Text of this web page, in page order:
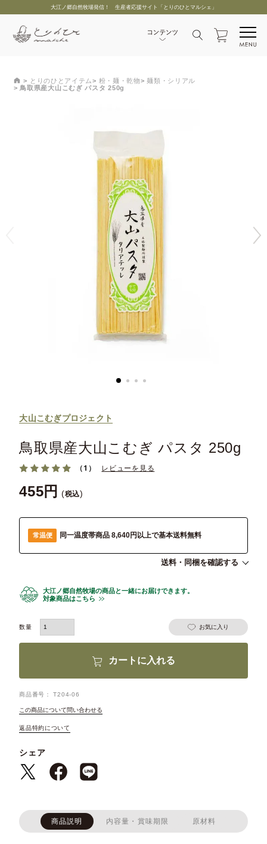
大江ノ郷自然牧場発信！ 生産者応援サイト「とりのひとマルシェ」
とりのひとアイテム 粉・麺・乾物
麺類・シリアル
鳥取県産大山こむぎ パスタ 250g
大山こむぎプロジェクト
鳥取県産大山こむぎ パスタ 250g
（1） レビューを見る
455 税込
常温便 同一温度帯商品 8,640円以上で基本送料無料
送料・同梱を確認する
大江ノ郷自然牧場の商品と一緒にお届けできます。
対象商品はこちら
お気に入り
カートに入れる
商品番号 T204-06
この商品について問い合わせる
返品特約について
シェア
商品説明 内容量・賞味期限 原材料